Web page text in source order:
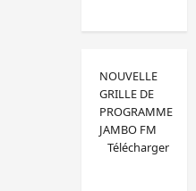
NOUVELLE
GRILLE DE
PROGRAMME
JAMBO FM
Télécharger